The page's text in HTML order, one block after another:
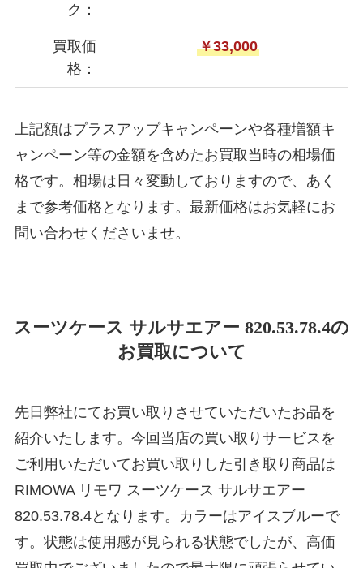
ク：
買取価
格：
￥33,000
上記額はプラスアップキャンペーンや各種増額キ
ャンペーン等の金額を含めたお買取当時の相場価
格です。相場は日々変動しておりますので、あく
まで参考価格となります。最新価格はお気軽にお
問い合わせくださいませ。
スーツケース サルサエアー 820.53.78.4の
お買取について
先日弊社にてお買い取りさせていただいたお品を
紹介いたします。今回当店の買い取りサービスを
ご利用いただいてお買い取りした引き取り商品は
RIMOWA リモワ スーツケース サルサエアー
820.53.78.4となります。カラーはアイスブルーで
す。状態は使用感が見られる状態でしたが、高価